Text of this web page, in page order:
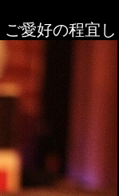
愛好の程宜